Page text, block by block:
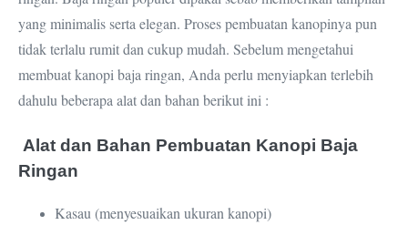
yang minimalis serta elegan. Proses pembuatan kanopinya pun
tidak terlalu rumit dan cukup mudah. Sebelum mengetahui
membuat kanopi baja ringan, Anda perlu menyiapkan terlebih
dahulu beberapa alat dan bahan berikut ini :
Alat dan Bahan Pembuatan Kanopi Baja
Ringan
Kasau (menyesuaikan ukuran kanopi)